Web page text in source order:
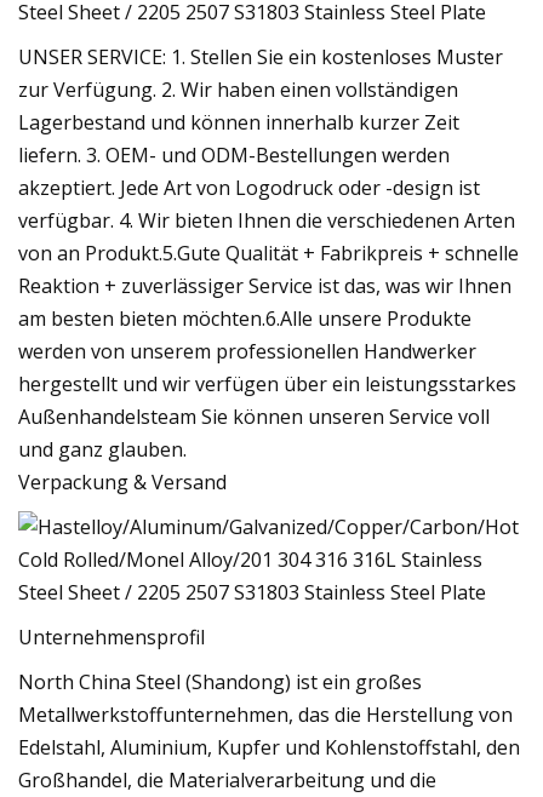
UNSER SERVICE: 1. Stellen Sie ein kostenloses Muster
zur Verfügung. 2. Wir haben einen vollständigen
Lagerbestand und können innerhalb kurzer Zeit
liefern. 3. OEM- und ODM-Bestellungen werden
akzeptiert. Jede Art von Logodruck oder -design ist
verfügbar. 4. Wir bieten Ihnen die verschiedenen Arten
von an Produkt.5.Gute Qualität + Fabrikpreis + schnelle
Reaktion + zuverlässiger Service ist das, was wir Ihnen
am besten bieten möchten.6.Alle unsere Produkte
werden von unserem professionellen Handwerker
hergestellt und wir verfügen über ein leistungsstarkes
Außenhandelsteam Sie können unseren Service voll
und ganz glauben.
Verpackung & Versand
Unternehmensprofil
North China Steel (Shandong) ist ein großes
Metallwerkstoffunternehmen, das die Herstellung von
Edelstahl, Aluminium, Kupfer und Kohlenstoffstahl, den
Großhandel, die Materialverarbeitung und die